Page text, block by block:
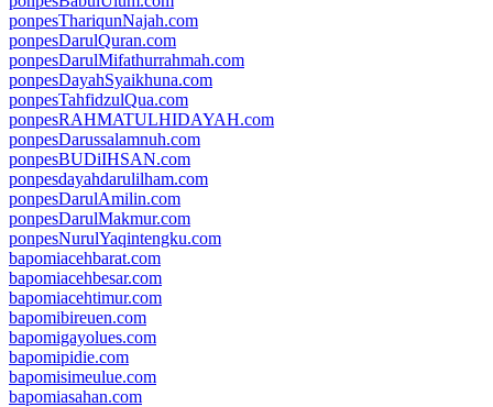
ponpesThariqunNajah.com
ponpesDarulQuran.com
ponpesDarulMifathurrahmah.com
ponpesDayahSyaikhuna.com
ponpesTahfidzulQua.com
ponpesRAHMATULHIDAYAH.com
ponpesDarussalamnuh.com
ponpesBUDiIHSAN.com
ponpesdayahdarulilham.com
ponpesDarulAmilin.com
ponpesDarulMakmur.com
ponpesNurulYaqintengku.com
bapomiacehbarat.com
bapomiacehbesar.com
bapomiacehtimur.com
bapomibireuen.com
bapomigayolues.com
bapomipidie.com
bapomisimeulue.com
bapomiasahan.com